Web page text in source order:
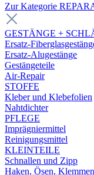
Zur Kategorie
GESTÄNGE +
Ersatz-
Ersatz-Alugestänge
Gestängeteile
Air-Repair
STOFFE
Kleber und Klebefolien
Nahtdichter
PFLEGE
Imprägniermittel
Reinigungsmittel
KLEINTEILE
Schnallen und Zipp
Haken, Ösen,